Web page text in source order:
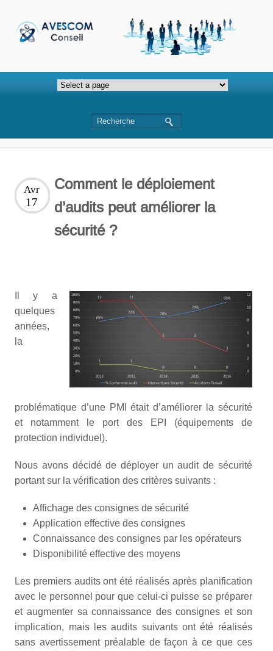
Comment le déploiement
d’audits peut améliorer la
sécurité ?
Avr
17
Il y a
quelques
années,
la
problématique d’une PMI était d’améliorer la sécurité
et notamment le port des EPI (équipements de
protection individuel).
Nous avons décidé de déployer un audit de sécurité
portant sur la vérification des critères suivants :
Affichage des consignes de sécurité
Application effective des consignes
Connaissance des consignes par les opérateurs
Disponibilité effective des moyens
Les premiers audits ont été réalisés après planification
avec le personnel pour que celui-ci puisse se préparer
et augmenter sa connaissance des consignes et son
implication, mais les audits suivants ont été réalisés
sans avertissement préalable de façon à ce que ces